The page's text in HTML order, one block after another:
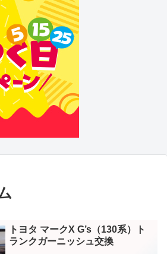
トヨタ マークX G’s（130系）ト
ランクガーニッシュ交換